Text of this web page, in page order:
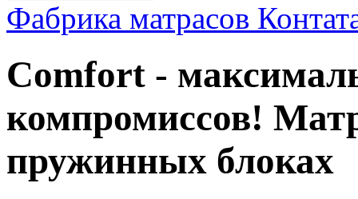
Фабрика матрасов
Comfort -
компромиссов!
пружинных блоках